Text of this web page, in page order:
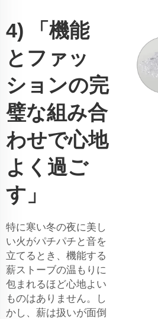
4) 「機能
とファッ
ションの完
璧な組み合
わせで心地
よく過ご
す」
特に寒い冬の夜に美し
い火がパチパチと音を
立てるとき、機能する
薪ストーブの温もりに
包まれるほど心地よい
ものはありません。し
かし、薪は扱いが面倒